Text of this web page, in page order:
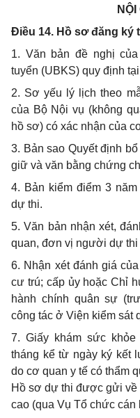
NỘI
Điều 14. Hồ sơ đăng ký
1. Văn bản đề nghị
tuyển (UBKS) quy định
2. Sơ yếu lý lịch theo
của Bộ Nội vụ (không
hồ sơ) có xác nhận của
3. Bản sao Quyết định
giữ và văn bằng chứng
4. Bản kiểm điểm 3
dự thi.
5. Văn bản nhận xét,
quan, đơn vị người dự thi
6. Nhận xét đánh giá
cư trú; cấp ủy hoặc Chỉ
hành chính quân sự
công tác ở Viện kiểm sát
7. Giấy khám sức
tháng kể từ ngày ký kết
do cơ quan y tế có thẩm
Hồ sơ dự thi được gửi về
cao (qua Vụ Tổ chức cán